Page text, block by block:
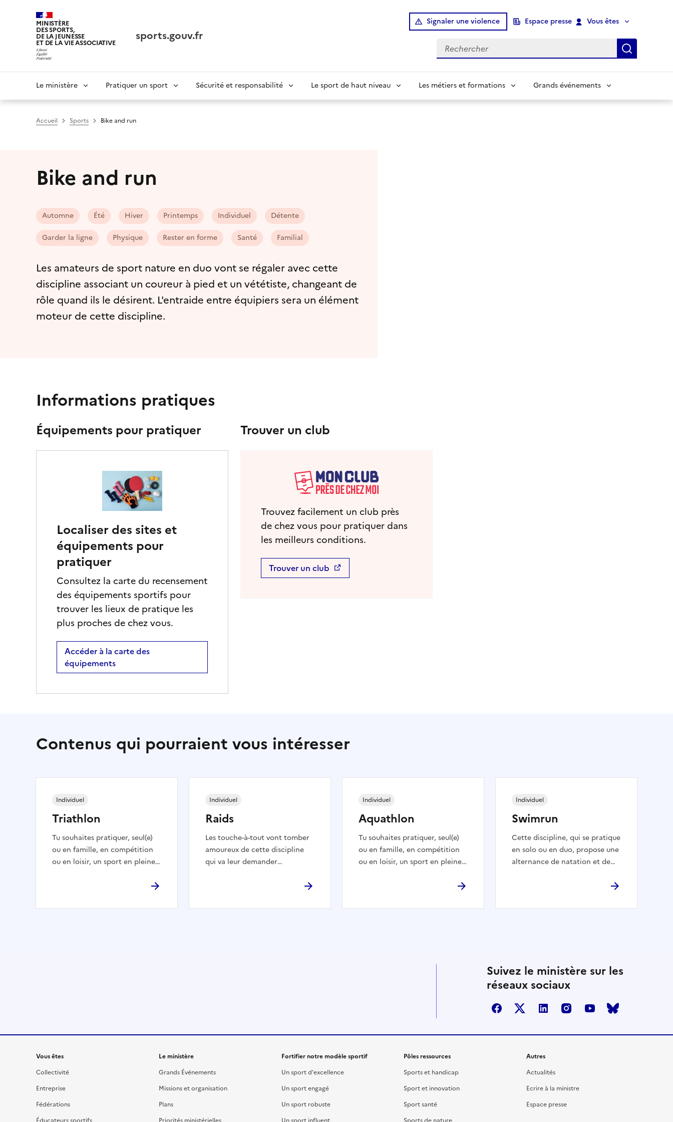
MINISTÈRE
DES SPORTS,
DE LA JEUNESSE
ET DE LA VIE ASSOCIATIVE sports.gouv.fr
Signaler une violence Espace presse Vous êtes
Rechercher
Navigation
principale
Le ministère Pratiquer un sport Sécurité et responsabilité Le sport de haut niveau Les métiers et formations Grands événements
Accueil Sports Bike and run
Bike and run
Automne Été Hiver Printemps Individuel Détente
Garder la ligne Physique Rester en forme Santé Familial
Les amateurs de sport nature en duo vont se régaler avec cette
discipline associant un coureur à pied et un vététiste, changeant de
rôle quand ils le désirent. L'entraide entre équipiers sera un élément
moteur de cette discipline.
Informations pratiques
Équipements pour pratiquer
Localiser des sites et
équipements pour
pratiquer
Consultez la carte du recensement
des équipements sportifs pour
trouver les lieux de pratique les
plus proches de chez vous.
Accéder à la carte des
équipements
Trouver un club
Trouvez facilement un club près
de chez vous pour pratiquer dans
les meilleurs conditions.
Trouver un club
Contenus qui pourraient vous intéresser
Triathlon
Tu souhaites pratiquer, seul(e)
ou en famille, en compétition
ou en loisir, un sport en pleine
propose un choix varié de 13
formats adaptés à leur âge.
Individuel
Raids
Les touche-à-tout vont tomber
amoureux de cette discipline
qui va leur demander
de nature (VTT, course à pied
canoë, tir, stand, paddle,
Individuel
Aquathlon
Tu souhaites pratiquer, seul(e)
ou en famille, en compétition
ou en loisir, un sport en pleine
propose du choix varié parmi
Individuel
Swimrun
Cette discipline, qui se pratique
en solo ou en duo, propose une
alternance de natation et de
course l’ensemble de son
Individuel
Suivez le ministère sur les
réseaux sociaux
facebooktwitter linkedin instagramyoutube
LiensVous êtes
Collectivité
Entreprise
Fédérations
Le ministère
Grands Événements
Missions et organisation
Plans
Fortifier notre modèle sportif
Un sport d'excellence
Un sport engagé
Un sport robuste
Pôles ressources
Sports et handicap
Sport et innovation
Sport santé
Autres
Actualités
Ecrire à la ministre
Espace presse